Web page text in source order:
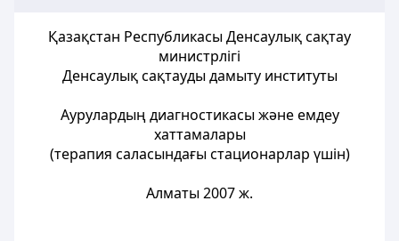
Қазақстан Республикасы Денсаулық сақтау
министрлігі
Денсаулық сақтауды дамыту институты
Аурулардың диагностикасы және емдеу
хаттамалары
(терапия саласындағы стационарлар үшін)
Алматы 2007 ж.